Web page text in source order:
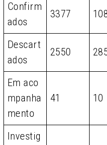
Confirm
ados
3377
Descart
ados
2550
Em aco
mpanha
mento
41 10
Investig